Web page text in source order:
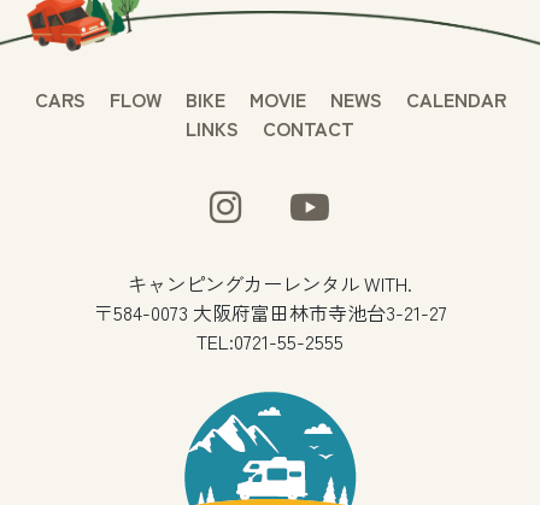
CARS FLOW BIKE MOVIE NEWS
CALENDAR
LINKS
CONTACT
キャンピングカーレンタル WITH.
〒584-0073 大阪府富田林市寺池台3-21-27
TEL:0721-55-2555